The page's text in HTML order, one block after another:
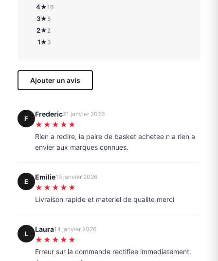
4★16
3★ 5
2★ 2
1★ 3
Ajouter un avis
F
Frederic21 janvier 2026
★★★★★
Rien a redire, la paire de basket achetee n a rien a
envier aux marques connues.
E
Emilie16 janvier 2026
★★★★★
Livraison rapide et materiel de qualite merci
L
Laura14 janvier 2026
★★★★★
Erreur sur la commande rectifiee immediatement.